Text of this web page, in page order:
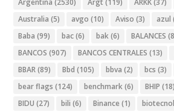
Argentina (2530) Argt (119) ARKK(37)
Australia (5) avgo (10) Aviso (3) azul
Baba (99) bac(6) bak(6) BALANCES
BANCOS (907) BANCOS CENTRALES (13)
BBAR(89) Bbd (105) bbva (2) bcs (3)
bear flags (124) benchmark(6) BHIP (18)
BIDU (27) bili (6) Binance (1)